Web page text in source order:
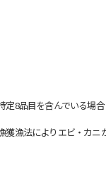
8品目を含んでいる場合
法によりエビ・カ